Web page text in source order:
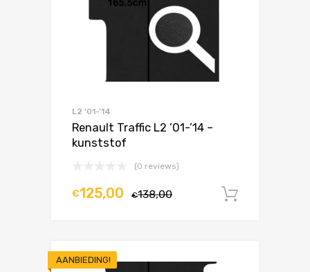
L2 '01-'14
Renault Traffic L2 ’01-’14 –
kunststof
(0 reviews)
€138,00
€125,00
AANBIEDING!